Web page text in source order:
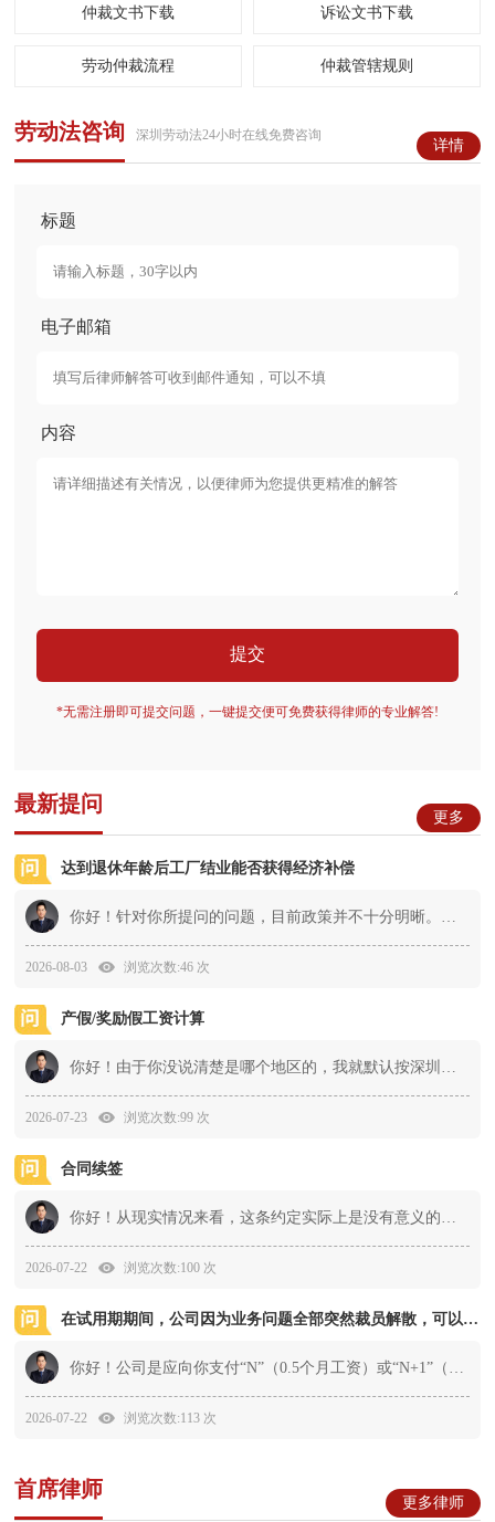
仲裁文书下载 诉讼文书下载
劳动仲裁流程 仲裁管辖规则
劳动法咨询 深圳劳动法24小时在线免费咨询
详情
标题
电子邮箱
内容
提交
*无需注册即可提交问题，一键提交便可免费获得律师的专业解答!
最新提问
更多
达到退休年龄后工厂结业能否获得经济补偿
你好！针对你所提问的问题，目前政策并不十分明晰。根据我对《超龄劳动者基本权益保障暂行规定》及相关劳动法律法规的理解，超过法定退休年龄的劳动者与用人单位之间因...
2026-08-03 浏览次数:46 次
产假/奖励假工资计算
你好！由于你没说清楚是哪个地区的，我就默认按深圳的规则进行解答了。首先，顺产而且没有违反计划生育政策的话，产假加奖励假一共应该是178天。其次，如果该女职工休...
2026-07-23 浏览次数:99 次
合同续签
你好！从现实情况来看，这条约定实际上是没有意义的。因为在劳动法的框架下，劳动者如果想辞职，随时可以提前30日告知用人单位就可以了，根本不需要等待劳动合同到期...
2026-07-22 浏览次数:100 次
在试用期期间，公司因为业务问题全部突然裁员解散，可以拿到多少
你好！公司是应向你支付“N”（0.5个月工资）或“N+1”（1.5个月工资）的补偿，还是应当向你支付“2N”（1个月工资）的赔偿金，要看公司与你解除或终止劳动合同的理由是什...
2026-07-22 浏览次数:113 次
首席律师
更多律师